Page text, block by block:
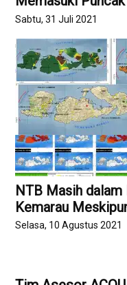
Sabtu, 31 Juli 2021
NTB Masih
Kemarau
Selasa, 10 Agustus 2021